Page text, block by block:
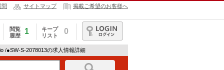
問 サイトマップ 掲載ご希望のお客様へ
閲覧
履歴
1
キープ
リスト
0
ログイン
/●SW-S-2078013の求人情報詳細